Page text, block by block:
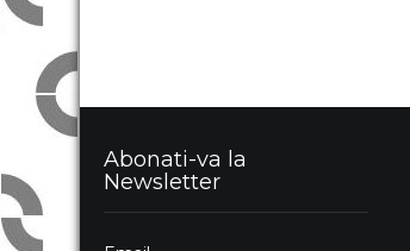
Abonati-va la
Newsletter